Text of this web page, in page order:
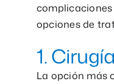
opciones de
1.
La opción más